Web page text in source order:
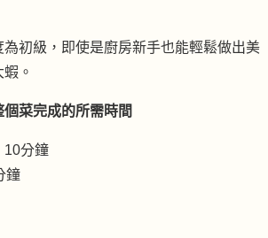
為初級，即使是廚房新手也能輕鬆做出美
。
菜完成的所需時間
10分鐘
鐘